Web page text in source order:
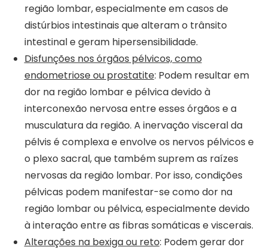
região lombar, especialmente em casos de
distúrbios intestinais que alteram o trânsito
intestinal e geram hipersensibilidade.
Disfunções nos órgãos pélvicos, como
endometriose ou prostatite: Podem resultar em
dor na região lombar e pélvica devido à
interconexão nervosa entre esses órgãos e a
musculatura da região. A inervação visceral da
pélvis é complexa e envolve os nervos pélvicos e
o plexo sacral, que também suprem as raízes
nervosas da região lombar. Por isso, condições
pélvicas podem manifestar-se como dor na
região lombar ou pélvica, especialmente devido
à interação entre as fibras somáticas e viscerais.
Alterações na bexiga ou reto: Podem gerar dor